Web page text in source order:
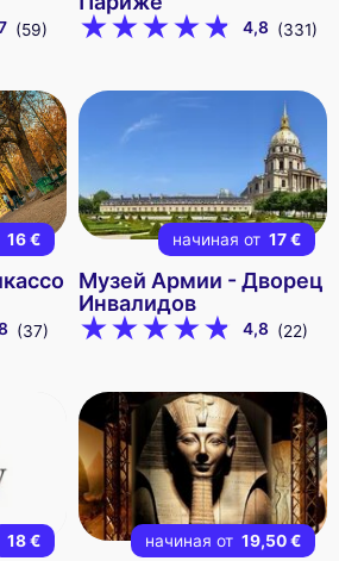
(59) 4,8 (331)
16 €
(37)
начиная от 17 €
Музей Армии - Дворец
Инвалидов
4,8 (22)
18 € начиная от 19,50 €